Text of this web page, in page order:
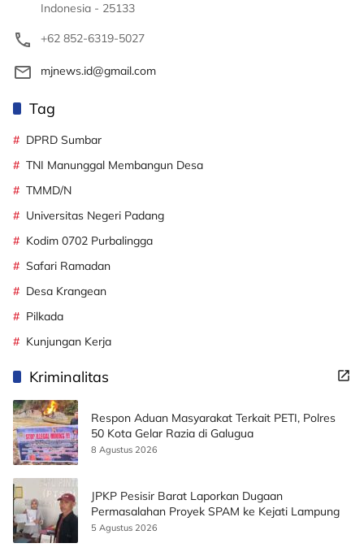
Indonesia - 25133
+62 852-6319-5027
mjnews.id@gmail.com
Tag
DPRD Sumbar
TNI Manunggal Membangun Desa
TMMD/N
Universitas Negeri Padang
Kodim 0702 Purbalingga
Safari Ramadan
Desa Krangean
Pilkada
Kunjungan Kerja
Kriminalitas
Respon Aduan Masyarakat Terkait PETI, Polres
50 Kota Gelar Razia di Galugua
8 Agustus 2026
JPKP Pesisir Barat Laporkan Dugaan
Permasalahan Proyek SPAM ke Kejati Lampung
5 Agustus 2026